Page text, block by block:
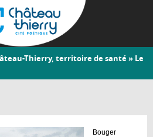
Thierry, territoire de santé» Le
Bouger